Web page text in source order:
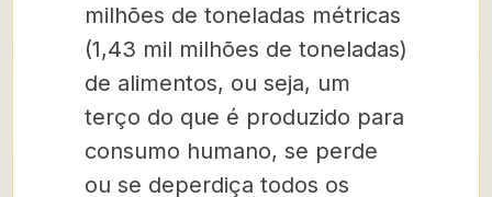
milhões de toneladas métricas
(1,43 mil milhões de toneladas)
de alimentos, ou seja, um
terço do que é produzido para
consumo humano, se perde
ou se deperdiça todos os